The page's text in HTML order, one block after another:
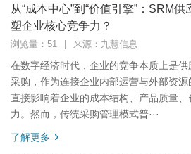
从“成本中心”到“价值引擎”：SRM
塑企业核心竞争力？
浏览量：51 来源：九慧信息
在数字经济时代，企业的竞争本质上是供
采购，作为连接企业内部运营与外部资
直接影响着企业的成本结构、产品质量
力。然而，传统采购管理模式普···
了解更多